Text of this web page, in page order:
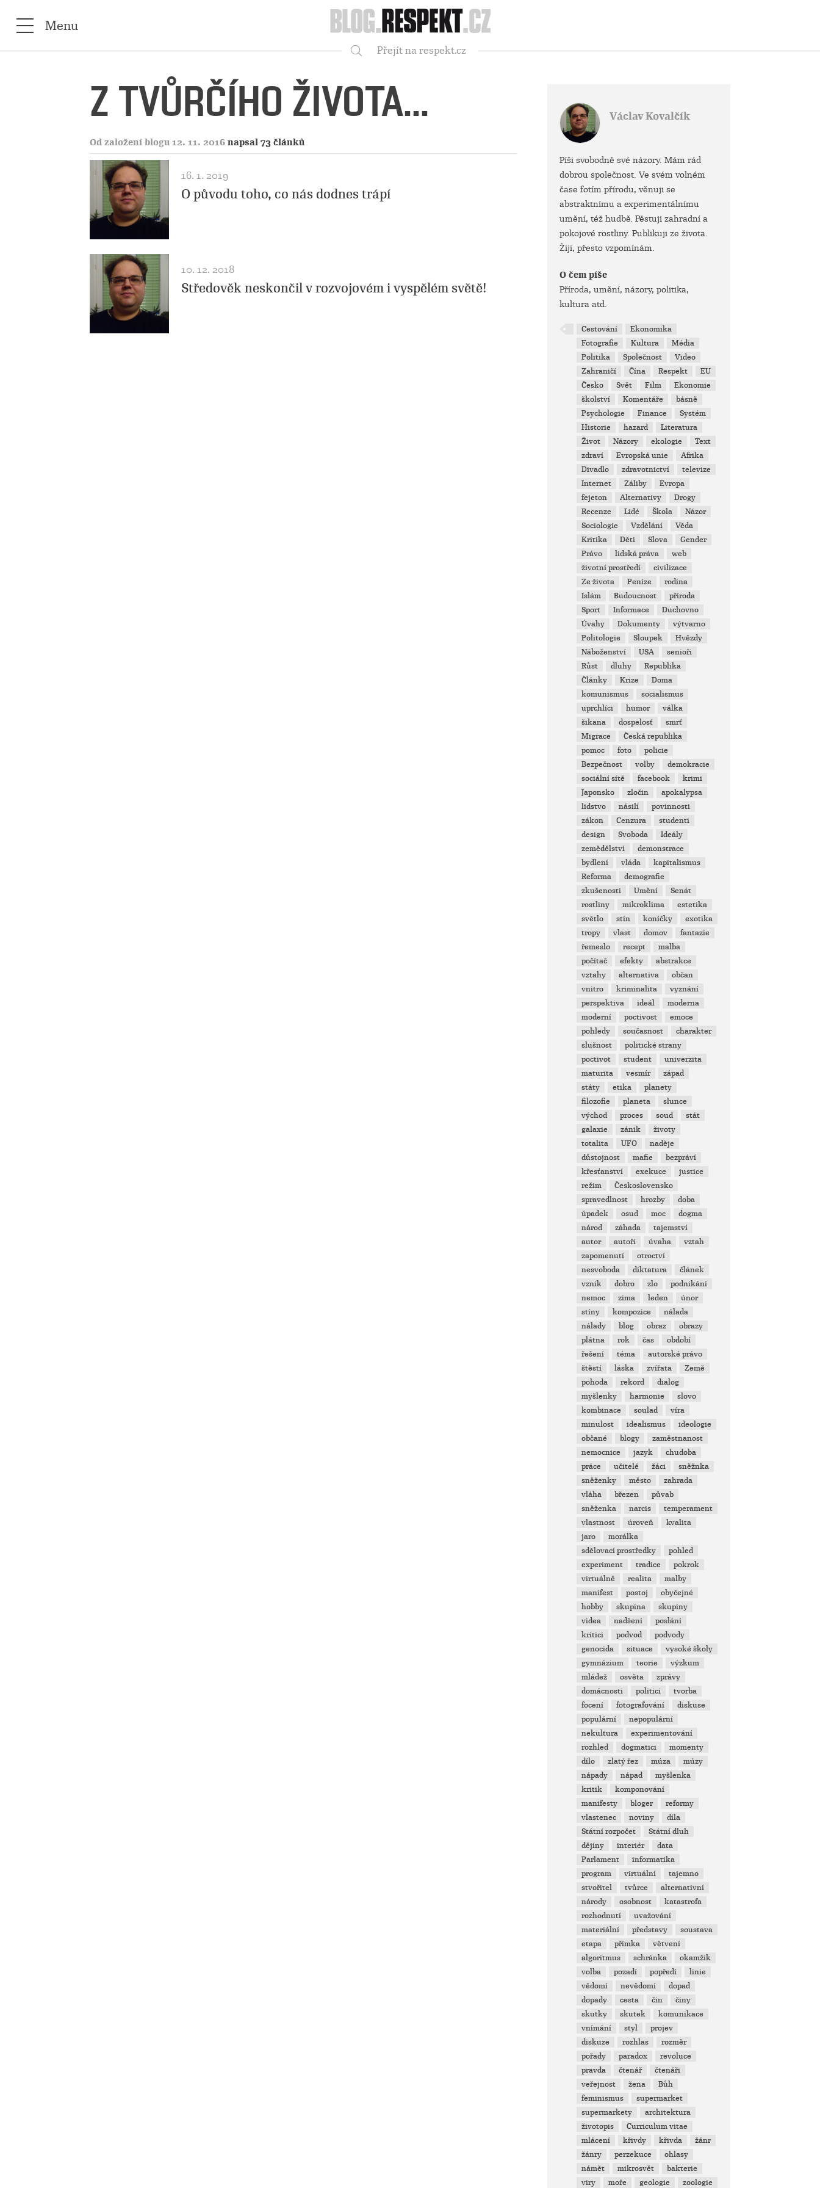
Respekt
Menu
Přejít na respekt.cz
Z TVŮRČÍHO ŽIVOTA...
Od založení blogu 12. 11. 2016 napsal 73 článků
16. 1. 2019
O původu toho, co nás dodnes trápí
10. 12. 2018
Středověk neskončil v rozvojovém i vyspělém světě!
Václav Kovalčík
Píši svobodně své názory. Mám rád
dobrou společnost. Ve svém volném
čase fotím přírodu, věnuji se
abstraktnímu a experimentálnímu
umění, též hudbě. Pěstuji zahradní a
pokojové rostliny. Publikuji ze života.
Žiji, přesto vzpomínám.
O čem píše
Příroda, umění, názory, politika,
kultura atd.
Cestování
Ekonomika
Fotografie
Kultura
Média
Politika
Společnost
Video
Zahraničí
Čína Respekt
EU
Česko
Svět Film
Ekonomie
školství
Komentáře
básně
Psychologie
Finance
Systém
Historie
hazard
Literatura
Život
Názory ekologie
Text
zdraví
Evropská unie
Afrika
Divadlo
zdravotnictví
televize
Internet
Záliby
Evropa
fejeton
Alternativy
Drogy
Recenze
Lidé Škola
Názor
Sociologie
Vzdělání
Věda
Kritika
Děti Slova
Gender
Právo
lidská práva
web
životní prostředí
civilizace
Ze života
Peníze
rodina
Islám
Budoucnost
příroda
Sport
Informace
Duchovno
Úvahy
Dokumenty
výtvarno
Politologie
Sloupek
Hvězdy
Náboženství
USA
senioři
Růst
dluhy
Republika
Články
Krize
Doma
komunismus
socialismus
uprchlíci
humor
válka
šikana
dospelosť
smrť
Migrace
Česká republika
pomoc
foto
policie
Bezpečnost
volby
demokracie
sociální sítě
facebook
krimi
Japonsko
zločin
apokalypsa
lidstvo
násilí
povinnosti
zákon
Cenzura
studenti
design
Svoboda
Ideály
zemědělství
demonstrace
bydlení
vláda
kapitalismus
Reforma
demografie
zkušenosti
Umění
Senát
rostliny
mikroklima
estetika
světlo
stín koníčky
exotika
tropy
vlast domov
fantazie
řemeslo
recept
malba
počítač
efekty
abstrakce
vztahy
alternativa
občan
vnitro
kriminalita
vyznání
perspektiva
ideál
moderna
moderní
poctivost
emoce
pohledy
současnost
charakter
slušnost
politické strany
poctivot
student
univerzita
maturita
vesmír
západ
státy
etika
planety
filozofie
planeta
slunce
východ
proces soud
stát
galaxie
zánik
životy
totalita
UFO
naděje
důstojnost
mafie
bezpráví
křesťanství
exekuce
justice
režim
Československo
spravedlnost
hrozby
doba
úpadek
osud moc
dogma
národ
záhada
tajemství
autor
autoři úvaha
vztah
zapomenutí
otroctví
nesvoboda
diktatura
článek
vznik
dobro zlo
podnikání
nemoc
zima leden
únor
stíny
kompozice
nálada
nálady
blog obraz
obrazy
plátna
rok čas
období
řešení
téma
autorské právo
štěstí
láska zvířata
Země
pohoda
rekord
dialog
myšlenky
harmonie
slovo
kombinace
soulad
víra
minulost
idealismus
ideologie
občané
blogy
zaměstnanost
nemocnice
jazyk
chudoba
práce
učitelé žáci
sněžnka
sněženky
město
zahrada
vláha
březen
půvab
sněženka
narcis
temperament
vlastnost
úroveň
kvalita
jaro
morálka
sdělovací prostředky
pohled
experiment
tradice
pokrok
virtuálně
realita
malby
manifest
postoj
obyčejné
hobby
skupina
skupiny
videa
nadšení
poslání
kritici
podvod
podvody
genocida
situace
vysoké školy
gymnázium
teorie
výzkum
mládež
osvěta
zprávy
domácnosti
politici
tvorba
focení
fotografování
diskuse
populární
nepopulární
nekultura
experimentování
rozhled
dogmatici
momenty
dílo
zlatý řez múza
múzy
nápady
nápad
myšlenka
kritik
komponování
manifesty
bloger
reformy
vlastenec
noviny
díla
Státní rozpočet
Státní dluh
dějiny
interiér
data
Parlament
informatika
program
virtuální
tajemno
stvořitel
tvůrce
alternativní
národy
osobnost
katastrofa
rozhodnutí
uvažování
materiální
představy
soustava
etapa
přímka
větvení
algoritmus
schránka
okamžik
volba
pozadí popředí
linie
vědomí
nevědomí
dopad
dopady
cesta čin
činy
skutky
skutek
komunikace
vnímání
styl
projev
diskuze
rozhlas
rozměr
pořady
paradox
revoluce
pravda
čtenář
čtenáři
veřejnost
žena
Bůh
feminismus
supermarket
supermarkety
architektura
životopis
Curriculum vitae
mlácení
křivdy křivda
žánr
žánry
perzekuce
ohlasy
námět
mikrosvět
bakterie
viry
moře geologie zoologie